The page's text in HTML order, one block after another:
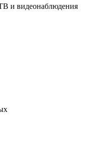
и видеонаблюдения